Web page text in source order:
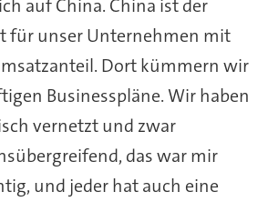
auf China. China ist der
für unser Unternehmen mit
Dort kümmern wir
Businesspläne. Wir haben
vernetzt und zwar
das war mir
und jeder hat auch eine